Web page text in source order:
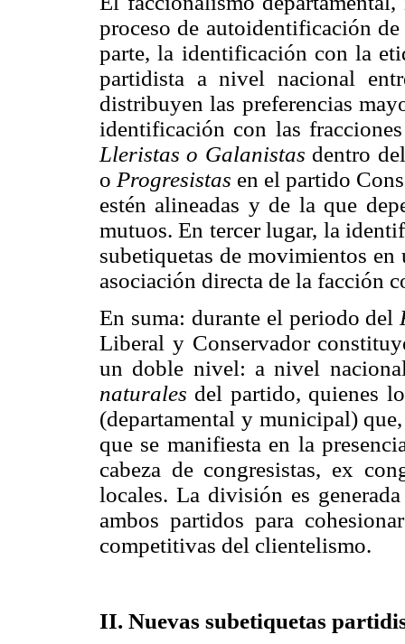
proceso de autoidentificación
parte, la identificación con la
partidista a nivel nacional
distribuyen las preferencias
identificación con las
Lleristas o Galanistas dentro
o Progresistas en el partido
estén alineadas y de la que
mutuos. En tercer lugar, la
subetiquetas de movimientos
asociación directa de la facción
En suma: durante el periodo del
Liberal y Conservador
un doble nivel: a nivel
naturales del partido, quienes
(departamental y municipal)
que se manifiesta en la
cabeza de congresistas, ex
locales. La división es
ambos partidos para
competitivas del clientelismo.
II. Nuevas subetiquetas